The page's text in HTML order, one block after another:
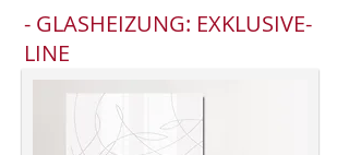
- GLASHEIZUNG: EXKLUSIVE-
LINE